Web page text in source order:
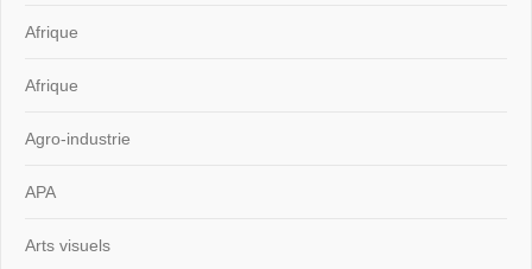
Afrique
Afrique
Agro-industrie
APA
Arts visuels